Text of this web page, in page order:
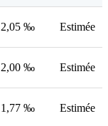
2,05 ‰ Estimée
2,00 ‰ Estimée
1,77 ‰ Estimée